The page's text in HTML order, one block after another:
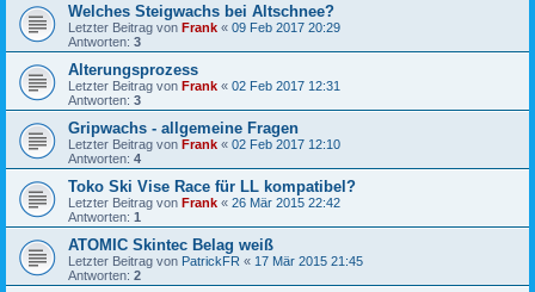
Welches Steigwachs bei Altschnee?
Letzter Beitrag von Frank « 09 Feb 2017 20:29
Antworten: 3
Alterungsprozess
Letzter Beitrag von Frank « 02 Feb 2017 12:31
Antworten: 3
Gripwachs - allgemeine Fragen
Letzter Beitrag von Frank « 02 Feb 2017 12:10
Antworten: 4
Toko Ski Vise Race für LL kompatibel?
Letzter Beitrag von Frank « 26 Mär 2015 22:42
Antworten: 1
ATOMIC Skintec Belag weiß
Letzter Beitrag von PatrickFR « 17 Mär 2015 21:45
Antworten: 2